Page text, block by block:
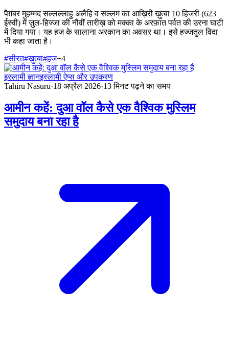
पैग़ंबर मुहम्मद सल्लल्लाहु अलैहि व सल्लम का आख़िरी ख़ुत्बा 10 हिजरी (623
ईस्वी) में ज़ुल-हिज्जा की नौवीं तारीख़ को मक्का के अरफ़ात पर्वत की उरना घाटी
में दिया गया। यह हज के सालाना अरकान का अवसर था। इसे हज्जतुल विदा
भी कहा जाता है।
#सीरत#ख़ुत्बा#हज+4
इस्लामी ज्ञानइस्लामी ऐप्स और उपकरण
Tahiru Nasuru·18 अप्रैल 2026·13 मिनट पढ़ने का समय
आमीन कहें: दुआ वॉल कैसे एक वैश्विक मुस्लिम
समुदाय बना रहा है